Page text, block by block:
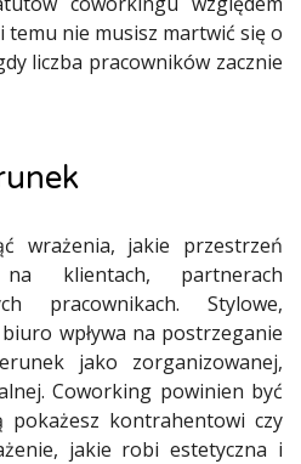
temu nie musisz martwić się o
liczba pracowników zacznie
wrażenia, jakie przestrzeń
klientach, partnerach
pracownikach. Stylowe,
wpływa na postrzeganie
jako zorganizowanej,
Coworking powinien być
pokażesz kontrahentowi czy
jakie robi estetyczna i